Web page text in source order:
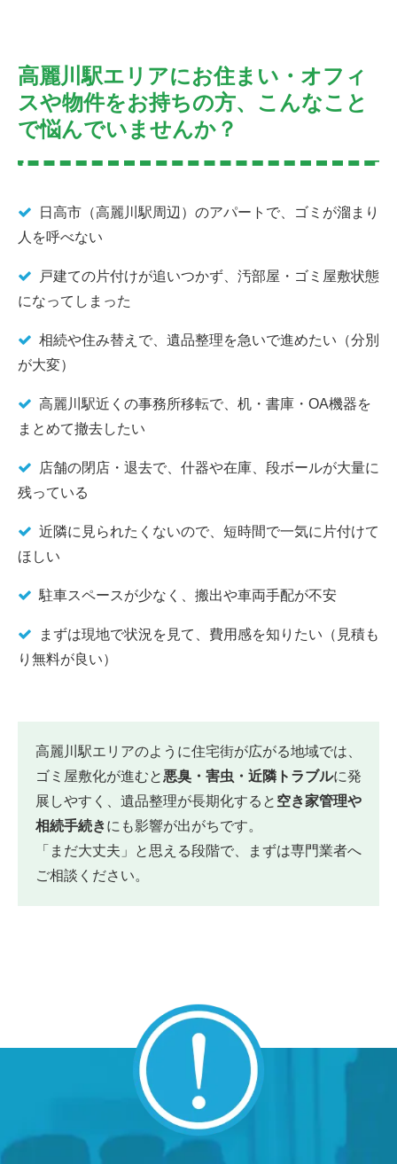
高麗川駅エリアにお住まい・オフィ
スや物件をお持ちの方、こんなこと
で悩んでいませんか？
日高市（高麗川駅周辺）のアパートで、ゴミが溜まり
人を呼べない
戸建ての片付けが追いつかず、汚部屋・ゴミ屋敷状態
になってしまった
相続や住み替えで、遺品整理を急いで進めたい（分別
が大変）
高麗川駅近くの事務所移転で、机・書庫・OA機器を
まとめて撤去したい
店舗の閉店・退去で、什器や在庫、段ボールが大量に
残っている
近隣に見られたくないので、短時間で一気に片付けて
ほしい
駐車スペースが少なく、搬出や車両手配が不安
まずは現地で状況を見て、費用感を知りたい（見積も
り無料が良い）
高麗川駅エリアのように住宅街が広がる地域では、
ゴミ屋敷化が進むと 悪臭・害虫・近隣トラブルに発
展しやすく、遺品整理が長期化すると 空き家管理や
相続手続きにも影響が出がちです。
「まだ大丈夫」と思える段階で、まずは専門業者へ
ご相談ください。